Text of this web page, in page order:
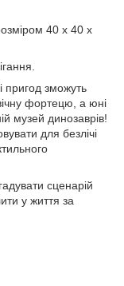
40 х 40 х
пригод зможуть
фортецю, а юні
музей динозаврів!
для безлічі
сценарій
у життя за